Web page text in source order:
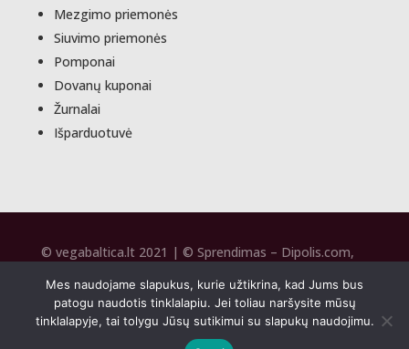
Mezgimo priemonės
Siuvimo priemonės
Pomponai
Dovanų kuponai
Žurnalai
Išparduotuvė
© vegabaltica.lt 2021 | © Sprendimas – Dipolis.com,
SEO –
Seospecai.lt 2020
Mes naudojame slapukus, kurie užtikrina, kad Jums bus
patogu naudotis tinklalapiu. Jei toliau naršysite mūsų
tinklalapyje, tai tolygu Jūsų sutikimui su slapukų naudojimu.